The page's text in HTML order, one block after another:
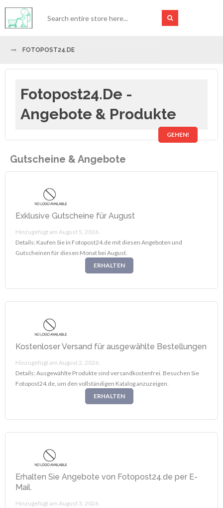
FOTOPOST24.DE
Fotopost24.de -
Angebote & Produkte
GEHEN!
Gutscheine & Angebote
Exklusive Gutscheine für August
Hinzugefügt am August 5, 2026.
Details: Kaufen Sie in Fotopost24.de mit diesen Angeboten und
Gutscheinen für diesen Monat bei August.
ERHALTEN
Kostenloser Versand für ausgewählte Bestellungen
Hinzugefügt am August 2, 2026.
Details: Ausgewählte Produkte sind versandkostenfrei. Besuchen Sie
Fotopost24.de, um den vollständigen Katalog anzuzeigen.
ERHALTEN
Erhalten Sie Angebote von Fotopost24.de per E-
Mail.
Hinzugefügt am August 3, 2026.